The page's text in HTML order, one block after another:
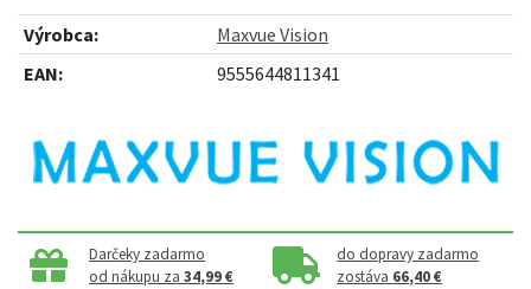
Výrobca:
Maxvue Vision
EAN:
9555644811341
Darčeky zadarmo
od nákupu za34,99 €
do dopravy zadarmo
zostáva 66,40 €